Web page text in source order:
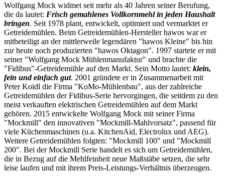
Wolfgang Mock widmet seit mehr als 40 Jahren seiner Berufung,
die da lautet: Frisch gemahlenes Vollkornmehl in jeden Haushalt
bringen. Seit 1978 plant, entwickelt, optimiert und vermarktet er
Getreidemühlen. Beim Getreidemühlen-Hersteller hawos war er
mitbeteiligt an der mittlerweile legendären "hawos Kleine" bis hin
zur heute noch produzierten "hawos Oktagon". 1997 startete er mit
seiner "Wolfgang Mock Mühlenmanufaktur" und brachte die
"Fidibus"-Getreidemühle auf den Markt. Sein Motto lautet: klein,
fein und einfach gut. 2001 gründete er in Zusammenarbeit mit
Peter Koidl die Firma "KoMo-Mühlenbau", aus der zahlreiche
Getreidemühlen der Fidibus-Serie hervorgingen, die seitdem zu den
meist verkauften elektrischen Getreidemühlen auf dem Markt
gehören. 2015 entwickelte Wolfgang Mock mit seiner Firma
"Mockmill" den innovativen "Mockmill-Mahlvorsatz", passend für
viele Küchenmaschinen (u.a. KitchenAid, Electrolux und AEG).
Weitere Getreidemühlen folgten: "Mockmill 100" und "Mockmill
200". Bei der Mockmill Serie handelt es sich um Getreidemühlen,
die in Bezug auf die Mehlfeinheit neue Maßstäbe setzen, die sehr
leise laufen und mit ihrem Preis-Leistungs-Verhältnis überzeugen.